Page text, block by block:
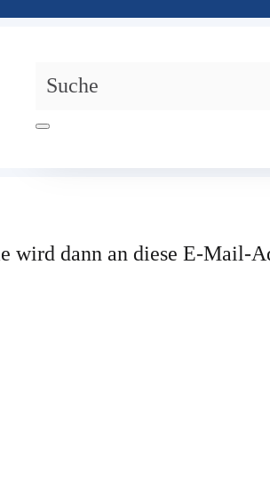
wird dann an diese E-Mail-